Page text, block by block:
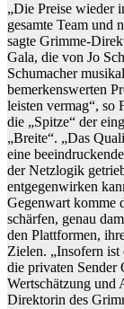
„Die Preise wieder
gesamte Team und
sagte Grimme-
Gala, die von Jo
Schumacher
bemerkenswerten
leisten vermag“, so
die „Spitze“ der
„Breite“. „Das
eine
der Netzlogik
entgegenwirken
Gegenwart komme
schärfen, genau
den Plattformen,
Zielen. „Insofern ist
die privaten Sender
Wertschätzung und
Direktorin des